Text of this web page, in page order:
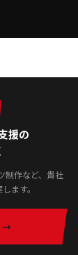
援の
制作など、貴社
ます。
→